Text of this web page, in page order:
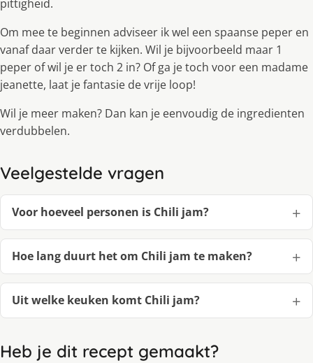
pittigheid.
Om mee te beginnen adviseer ik wel een spaanse peper en
vanaf daar verder te kijken. Wil je bijvoorbeeld maar 1
peper of wil je er toch 2 in? Of ga je toch voor een madame
jeanette, laat je fantasie de vrije loop!
Wil je meer maken? Dan kan je eenvoudig de ingredienten
verdubbelen.
Veelgestelde vragen
Voor hoeveel personen is Chili jam?
Hoe lang duurt het om Chili jam te maken?
Uit welke keuken komt Chili jam?
Heb je dit recept gemaakt?